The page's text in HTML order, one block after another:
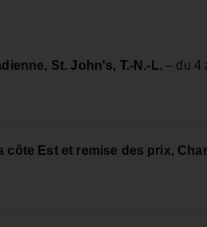
St. John's, T.-N.-L. – du 4
côte Est et remise des prix,